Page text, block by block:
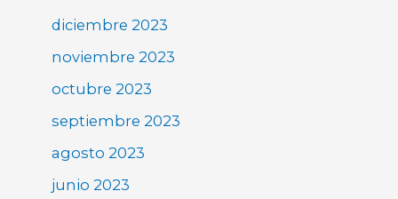
diciembre 2023
noviembre 2023
octubre 2023
septiembre 2023
agosto 2023
junio 2023